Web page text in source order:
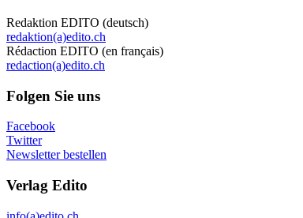
Redaktion EDITO (deutsch)
redaktion(a)edito.ch
Rédaction EDITO (en français)
redaction(a)edito.ch
Folgen Sie uns
Facebook
Twitter
Newsletter bestellen
Verlag Edito